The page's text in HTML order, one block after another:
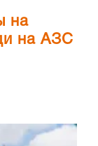
на
на АЗС